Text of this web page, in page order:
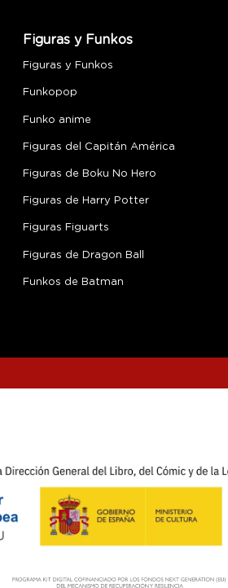
Figuras y Funkos
Figuras y Funkos
Funkopop
Funko anime
Figuras del Capitán América
Figuras de Boku No Hero
Figuras de Harry Potter
Figuras Figuarts
Figuras de Dragon Ball
Funkos de Batman